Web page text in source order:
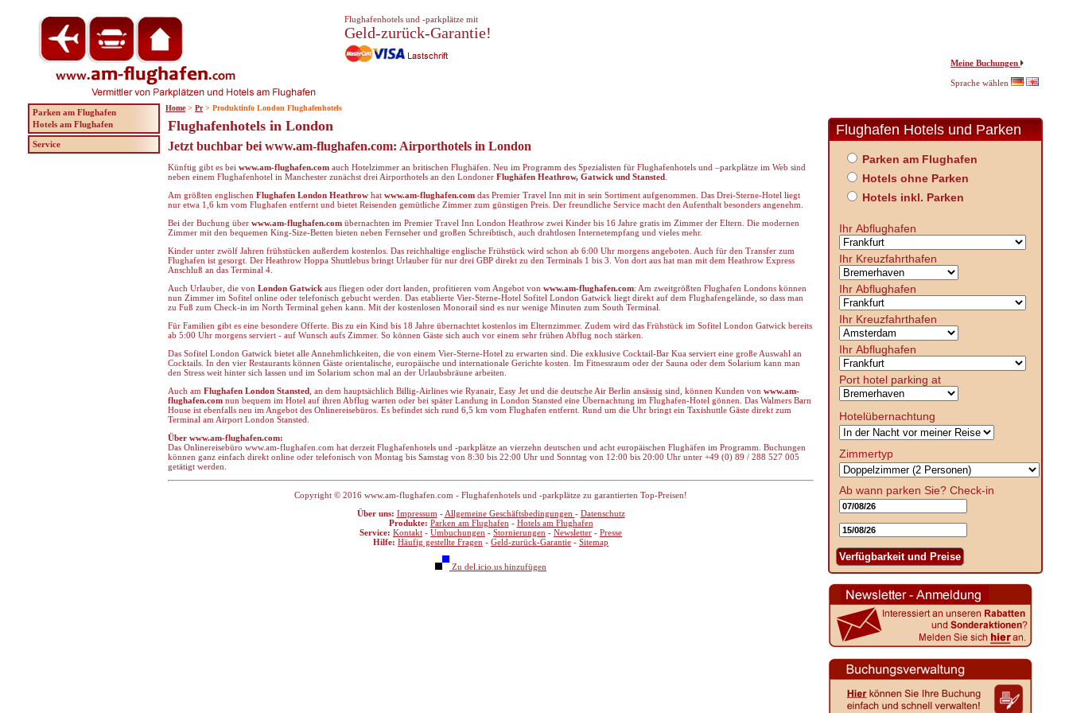
Flughafenhotels in London
Jetzt buchbar bei www.am-flughafen.com: Airporthotels in London
Künftig gibt es bei www.am-flughafen.com auch Hotelzimmer an britischen Flughäfen. Neu im Programm des Spezialisten für Flughafenhotels und –parkplätze im Web sind
neben einem Flughafenhotel in Manchester zunächst drei Airporthotels an den Londoner Flughäfen Heathrow, Gatwick und Stansted
Am größten englischen Flughafen London Heathrow hat www.am-flughafen.com das Premier Travel Inn mit in sein Sortiment aufgenommen. Das Drei-Sterne-Hotel liegt
nur etwa 1,6 km vom Flughafen entfernt und bietet Reisenden gemütliche Zimmer zum günstigen Preis. Der freundliche Service macht den Aufenthalt besonders angenehm.
Bei der Buchung über www.am-flughafen.com übernachten im Premier Travel Inn London Heathrow zwei Kinder bis 16 Jahre gratis im Zimmer der Eltern. Die modernen
Zimmer mit den bequemen King-Size-Betten bieten neben Fernseher und großen Schreibtisch, auch drahtlosen Internetempfang und vieles mehr.
Kinder unter zwölf Jahren frühstücken außerdem kostenlos. Das reichhaltige englische Frühstück wird schon ab 6:00 Uhr morgens angeboten. Auch für den Transfer zum
Flughafen ist gesorgt. Der Heathrow Hoppa Shuttlebus bringt Urlauber für nur drei GBP direkt zu den Terminals 1 bis 3. Von dort aus hat man mit dem Heathrow Express
Anschluß an das Terminal 4.
Auch Urlauber, die von London Gatwick aus fliegen oder dort landen, profitieren vom Angebot von www.am-flughafen.com: Am zweitgrößten Flughafen Londons können
nun Zimmer im Sofitel online oder telefonisch gebucht werden. Das etablierte Vier-Sterne-Hotel Sofitel London Gatwick liegt direkt auf dem Flughafengelände, so dass man
zu Fuß zum Check-in im North Terminal gehen kann. Mit der kostenlosen Monorail sind es nur wenige Minuten zum South Terminal.
Für Familien gibt es eine besondere Offerte. Bis zu ein Kind bis 18 Jahre übernachtet kostenlos im Elternzimmer. Zudem wird das Frühstück im Sofitel London Gatwick bereits
ab 5:00 Uhr morgens serviert - auf Wunsch aufs Zimmer. So können Gäste sich auch vor einem sehr frühen Abflug noch stärken.
Das Sofitel London Gatwick bietet alle Annehmlichkeiten, die von einem Vier-Sterne-Hotel zu erwarten sind. Die exklusive Cocktail-Bar Kua serviert eine große Auswahl an
Cocktails. In den vier Restaurants können Gäste orientalische, europäische und internationale Gerichte kosten. Im Fitnessraum oder der Sauna oder dem Solarium kann man
den Stress weit hinter sich lassen und im Solarium schon mal an der Urlaubsbräune arbeiten.
Auch am Flughafen London Stansted , an dem hauptsächlich Billig-Airlines wie Ryanair, Easy Jet und die deutsche Air Berlin ansässig sind, können Kunden von www.am-
flughafen.com nun bequem im Hotel auf ihren Abflug warten oder bei später Landung in London Stansted eine Übernachtung im Flughafen-Hotel gönnen. Das Walmers Barn
House ist ebenfalls neu im Angebot des Onlinereisebüros. Es befindet sich rund 6,5 km vom Flughafen entfernt. Rund um die Uhr bringt ein Taxishuttle Gäste direkt zum
Terminal am Airport London Stansted.
Über www.am-flughafen.com:
Das Onlinereisebüro www.am-flughafen.com hat derzeit Flughafenhotels und -parkplätze an vierzehn deutschen und acht europäischen Flughäfen im Programm. Buchungen
können ganz einfach direkt online oder telefonisch von Montag bis Samstag von 8:30 bis 22:00 Uhr und Sonntag von 12:00 bis 20:00 Uhr unter +49 (0) 89 / 288 527 005
getätigt werden.
Copyright © 2016 www.am-flughafen.com - Flughafenhotels und -parkplätze zu garantierten Top-Preisen!
Über uns: Impressum - Allgemeine Geschäftsbedingungen - Datenschutz
Produkte: Parken am Flughafen - Hotels am Flughafen
Service: Kontakt - Umbuchungen - Stornierungen - Newsletter - Presse
Hilfe: Häufig gestellte Fragen - Geld-zurück-Garantie - Sitemap
Zu del.icio.us hinzufügen
Meine Buchungen
Sprache wählen
Parken am Flughafen
Hotels am Flughafen
Service
Flughafen Hotels und Parken
Parken am Flughafen
Hotels ohne Parken
Hotels inkl. Parken
Ihr Abflughafen
Ihr Kreuzfahrthafen
Ihr Abflughafen
Ihr Kreuzfahrthafen
Ihr Abflughafen
Port hotel parking at
Hotelübernachtung
Zimmertyp
Ab wann parken Sie? Check-in
Verfügbarkeit und Preise
Flughafenhotels und -parkplätze mit
Geld-zurück-Garantie!
Home > Pr > Produktinfo London Flughafenhotels